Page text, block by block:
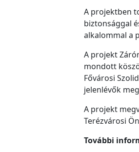
A projektben
biztonsággal
alkalommal a
A projekt
mondott
Fővárosi
jelenlévők
A projekt
Terézvárosi
További